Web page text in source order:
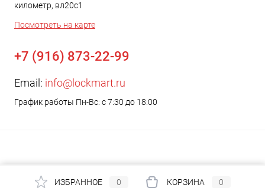
километр, вл20с1
Посмотреть на карте
+7 (916) 873-22-99
Email: info@lockmart.ru
График работы Пн-Вс: с 7:30 до 18:00
ИЗБРАННОЕ 0 КОРЗИНА 0